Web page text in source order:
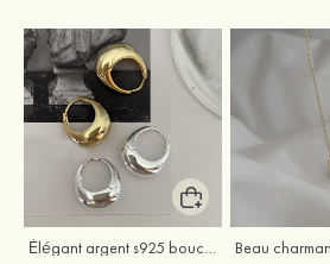
Élégant argent s925 boucles d'oreilles